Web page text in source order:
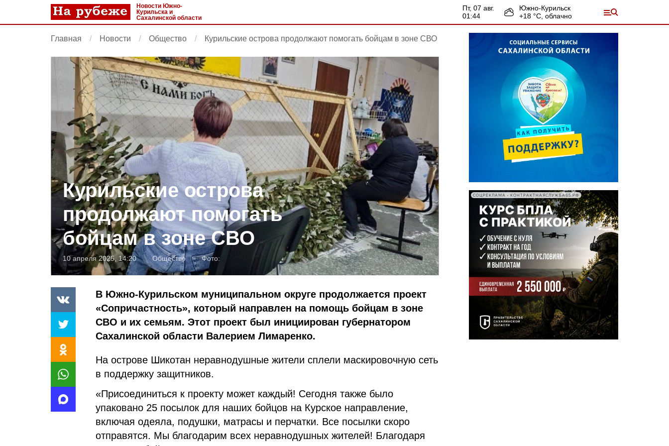
Новости Южно-
Курильска и
Сахалинской области
пт, 07 авг.
01:44
Южно-Курильск
+18 °С, облачно
Главная Новости Общество Курильские острова продолжают помогать бойцам в зоне СВО
Курильские острова
продолжают помогать
бойцам в зоне СВО
10 апреля 2025, 14:20 Общество Фото:
В Южно-Курильском муниципальном округе продолжается проект
«Сопричастность», который направлен на помощь бойцам в зоне
СВО и их семьям. Этот проект был инициирован губернатором
Сахалинской области Валерием Лимаренко.
На острове Шикотан неравнодушные жители сплели маскировочную сеть
в поддержку защитников.
«Присоединиться к проекту может каждый! Сегодня также было
упаковано 25 посылок для наших бойцов на Курское направление,
включая одеяла, подушки, матрасы и перчатки. Все посылки скоро
отправятся. Мы благодарим всех неравнодушных жителей! Благодаря
СОЦРЕКЛАМА • КОНТРАКТНАЯСЛУЖБА65.РФ